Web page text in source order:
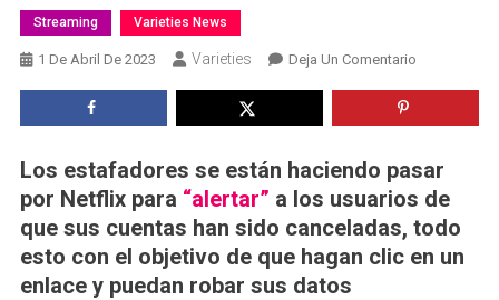
Streaming Varieties News
1 De Abril De 2023 Varieties Deja Un ComentarioEn
Método
De
Estafa
Que
Los estafadores se están haciendo pasar
por Netflix para “alertar” a los usuarios de
que sus cuentas han sido canceladas, todo
esto con el objetivo de que hagan clic en un
enlace y puedan robar sus datos